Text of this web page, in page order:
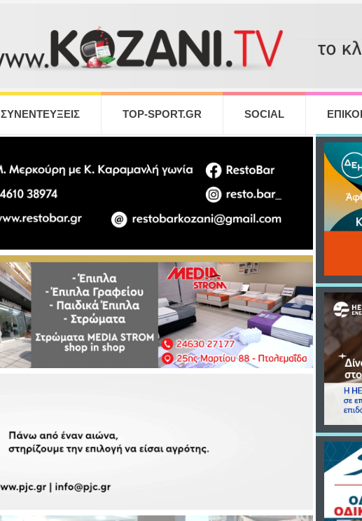
ΣΥΝΕΝΤΕΥΞΕΙΣ TOP-SPORT.GR SOCIAL